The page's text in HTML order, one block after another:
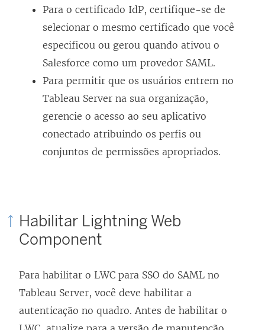
l
a
)
e
l
a
)
a
n
e
l
a
)
o
v
a
j
a
n
e
l
a
Para o certificado IdP, certifique-se de
selecionar o mesmo certificado que você
especificou ou gerou quando ativou o
Salesforce como um provedor SAML.
Para permitir que os usuários entrem no
Tableau Server na sua organização,
gerencie o acesso ao seu aplicativo
conectado atribuindo os perfis ou
conjuntos de permissões apropriados.
Habilitar Lightning Web
Component
Para habilitar o LWC para SSO do SAML no
Tableau Server, você deve habilitar a
autenticação no quadro. Antes de habilitar o